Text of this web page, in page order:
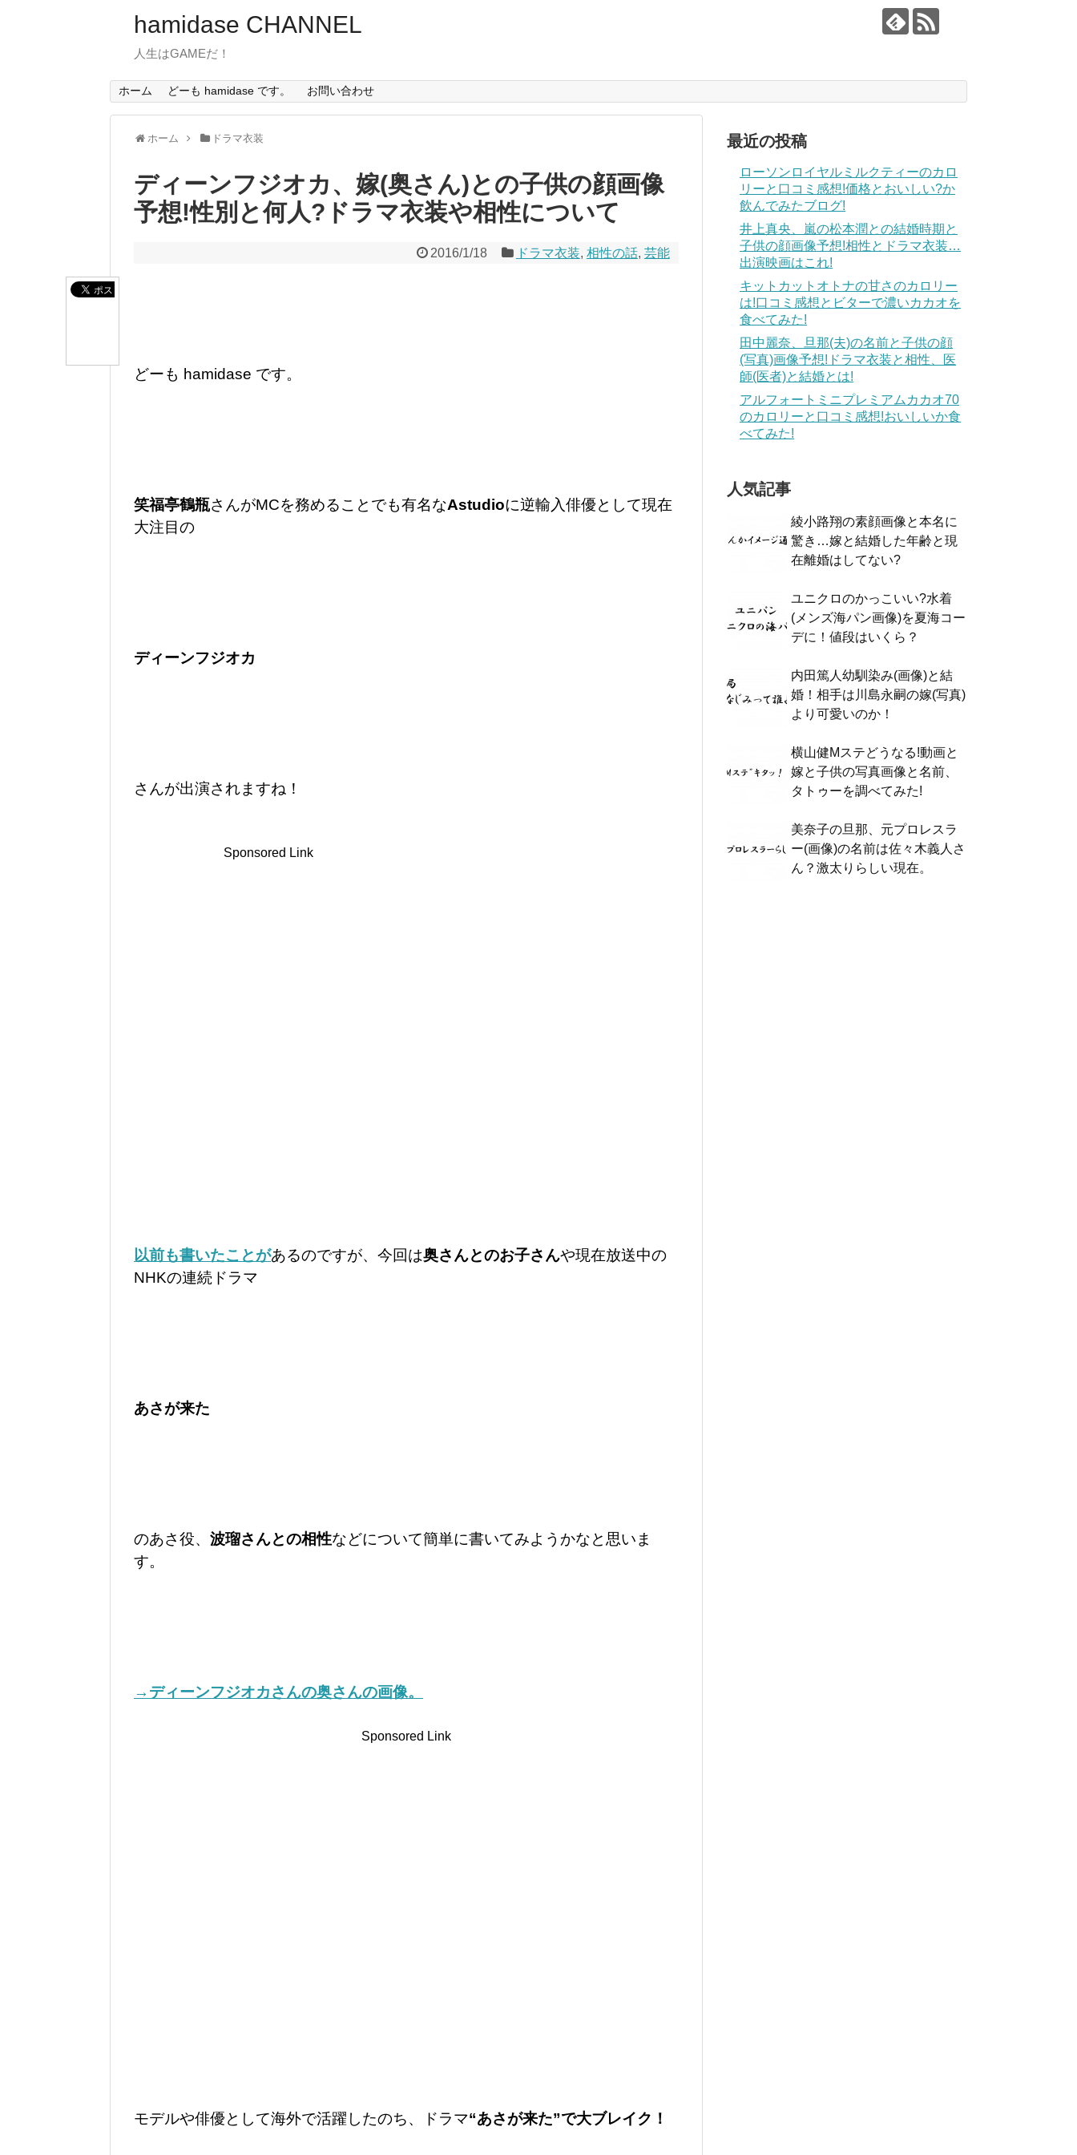
hamidase CHANNEL
人生はGAMEだ！
ホーム どーも hamidase です。 お問い合わせ
ホーム ドラマ衣装
ディーンフジオカ、嫁(奥さん)との子供の顔画像
予想!性別と何人?ドラマ衣装や相性について
2016/1/18 ドラマ衣装, 相性の話, 芸能
どーも hamidase です。
笑福亭鶴瓶さんがMCを務めることでも有名なAstudioに逆輸入俳優として現在
大注目の
ディーンフジオカ
さんが出演されますね！
Sponsored Link
以前も書いたことがあるのですが、今回は奥さんとのお子さんや現在放送中の
NHKの連続ドラマ
あさが来た
のあさ役、 波瑠さんとの相性などについて簡単に書いてみようかなと思いま
す。
→ディーンフジオカさんの奥さんの画像。
Sponsored Link
モデルや俳優として海外で活躍したのち、ドラマ“あさが来た”で大ブレイク！
最近の投稿
ローソンロイヤルミルクティーのカロ
リーと口コミ感想!価格とおいしい?か
飲んでみたブログ!
井上真央、嵐の松本潤との結婚時期と
子供の顔画像予想!相性とドラマ衣装…
出演映画はこれ!
キットカットオトナの甘さのカロリー
は!口コミ感想とビターで濃いカカオを
食べてみた!
田中麗奈、旦那(夫)の名前と子供の顔
(写真)画像予想!ドラマ衣装と相性、医
師(医者)と結婚とは!
アルフォートミニプレミアムカカオ70
のカロリーと口コミ感想!おいしいか食
べてみた!
人気記事
綾小路翔の素顔画像と本名に
驚き…嫁と結婚した年齢と現
在離婚はしてない?
ユニクロのかっこいい?水着
(メンズ海パン画像)を夏海コー
デに！値段はいくら？
内田篤人幼馴染み(画像)と結
婚！相手は川島永嗣の嫁(写真)
より可愛いのか！
横山健Mステどうなる!動画と
嫁と子供の写真画像と名前、
タトゥーを調べてみた!
美奈子の旦那、元プロレスラ
ー(画像)の名前は佐々木義人さ
ん？激太りらしい現在。